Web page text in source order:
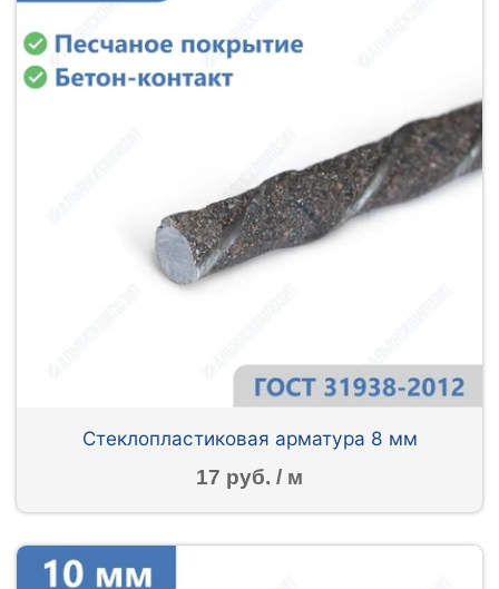
Стеклопластиковая арматура 8 мм
17 руб. / м